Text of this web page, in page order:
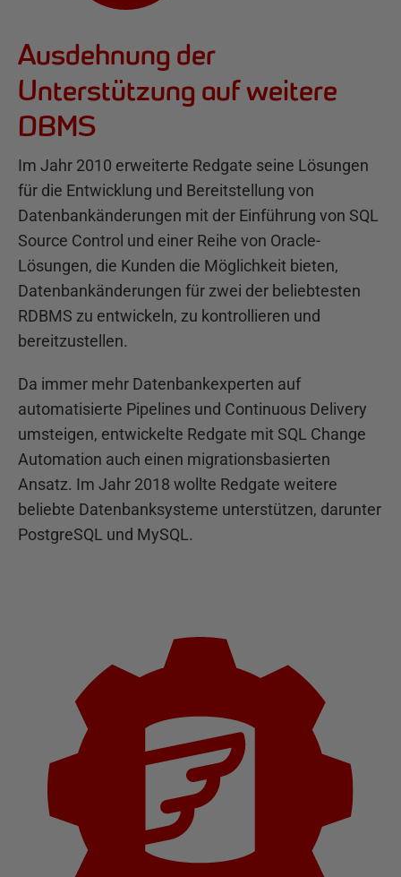
Ausdehnung der
Unterstützung auf weitere
DBMS
Im Jahr 2010 erweiterte Redgate seine Lösungen
für die Entwicklung und Bereitstellung von
Datenbankänderungen mit der Einführung von SQL
Source Control und einer Reihe von Oracle-
Lösungen, die Kunden die Möglichkeit bieten,
Datenbankänderungen für zwei der beliebtesten
RDBMS zu entwickeln, zu kontrollieren und
bereitzustellen.
Da immer mehr Datenbankexperten auf
automatisierte Pipelines und Continuous Delivery
umsteigen, entwickelte Redgate mit SQL Change
Automation auch einen migrationsbasierten
Ansatz. Im Jahr 2018 wollte Redgate weitere
beliebte Datenbanksysteme unterstützen, darunter
PostgreSQL und MySQL.